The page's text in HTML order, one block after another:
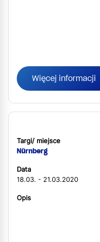
Więcej informacji
Targi/ miejsce
Nürnberg
Data
18.03. - 21.03.2020
Opis